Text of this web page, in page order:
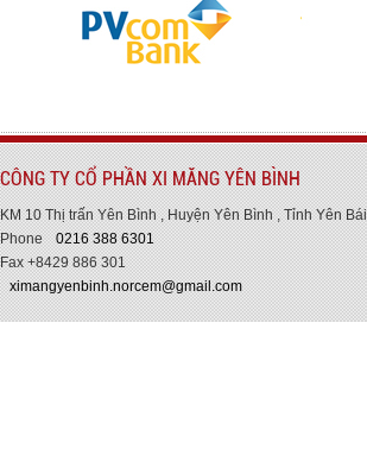
CÔNG TY CỔ PHẦN XI MĂNG YÊN BÌNH
KM 10 Thị trấn Yên Bình , Huyện Yên Bình , Tỉnh Yên Bái
Phone
0216 388 6301
Fax +8429 886 301
ximangyenbinh.norcem@gmail.com